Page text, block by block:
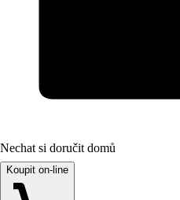
Nechat si doručit domů
Koupit on-line